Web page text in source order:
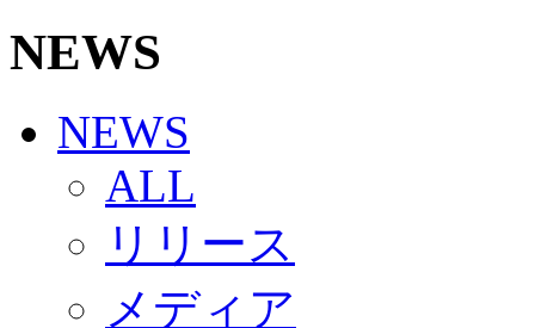
Jリーグ運営管理規定
写真・動画使用ガイドライン
SCHEDULE
2026/27
練習見学時のファンサービスについて
TICKET
奈良クラブ明治安田J3リーグ2026/27シーズン試
奈良クラブ明治安田Ｊ3リーグ 2026/27シーズン「
観戦ルール＆マナー
2026/27ファンコミュニティ
NEWS
NEWS
ALL
リリース
メディア